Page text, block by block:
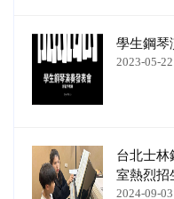
學生鋼琴
2023-05-22
台北士林
室熱烈招
2024-09-03